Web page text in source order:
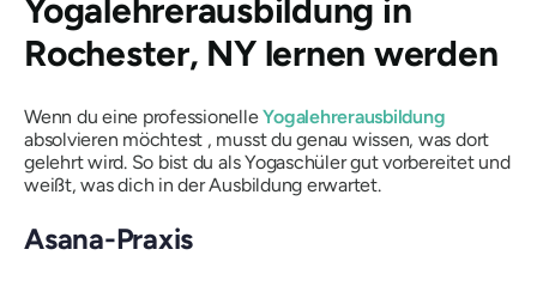
Yogalehrerausbildung in
Rochester, NY lernen werden
Wenn du eine professionelleYogalehrerausbildung
absolvieren möchtest , musst du genau wissen, was dort
gelehrt wird. So bist du als Yogaschüler gut vorbereitet und
weißt, was dich in der Ausbildung erwartet.
Asana-Praxis